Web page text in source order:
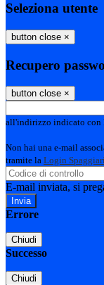
Seleziona utente
button close ×
Recupero
button close ×
all'indirizzo indicato con
Non hai una e-mail
tramite la Login
E-mail inviata, si
Errore
Chiudi
Successo
Chiudi